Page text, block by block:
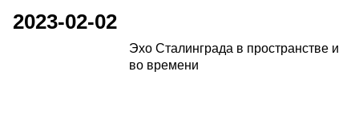
2023-02-02
Эхо Сталинграда в пространстве и
во времени